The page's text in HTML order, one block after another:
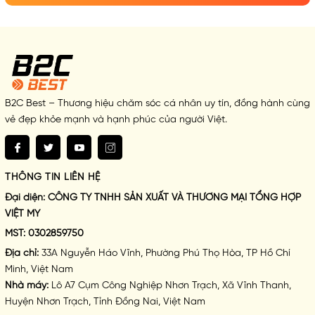
✅Không chứa Paraben
✅Không chứa kim loại nặng (chì, thủy ngân, asen)
B2C Best – Thương hiệu chăm sóc cá nhân uy tín, đồng hành cùng
vẻ đẹp khỏe mạnh và hạnh phúc của người Việt.
THÔNG TIN LIÊN HỆ
Đại diện: CÔNG TY TNHH SẢN XUẤT VÀ THƯƠNG MẠI TỔNG HỢP
VIỆT MY
MST: 0302859750
Địa chỉ: 33A Nguyễn Háo Vĩnh, Phường Phú Thọ Hòa, TP Hồ Chí
Minh, Việt Nam
Nhà máy: Lô A7 Cụm Công Nghiệp Nhơn Trạch, Xã Vĩnh Thanh,
Huyện Nhơn Trạch, Tỉnh Đồng Nai, Việt Nam